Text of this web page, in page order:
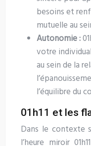
besoins et
mutuelle au
Autonomie :
votre
au sein de la
l’équilibre du
01h11 et les
Dans le contexte
l’heure miroir